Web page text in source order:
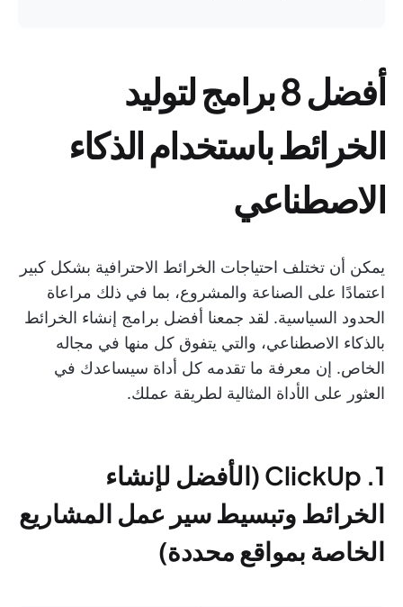
أفضل 8 برامج لتوليد
الخرائط باستخدام الذكاء
الاصطناعي
يمكن أن تختلف احتياجات الخرائط الاحترافية بشكل كبير
اعتمادًا على الصناعة والمشروع، بما في ذلك مراعاة
الحدود السياسية. لقد جمعنا أفضل برامج إنشاء الخرائط
بالذكاء الاصطناعي، والتي يتفوق كل منها في مجاله
الخاص. إن معرفة ما تقدمه كل أداة سيساعدك في
العثور على الأداة المثالية لطريقة عملك.
1. ClickUp (الأفضل لإنشاء
الخرائط وتبسيط سير عمل المشاريع
الخاصة بمواقع محددة)